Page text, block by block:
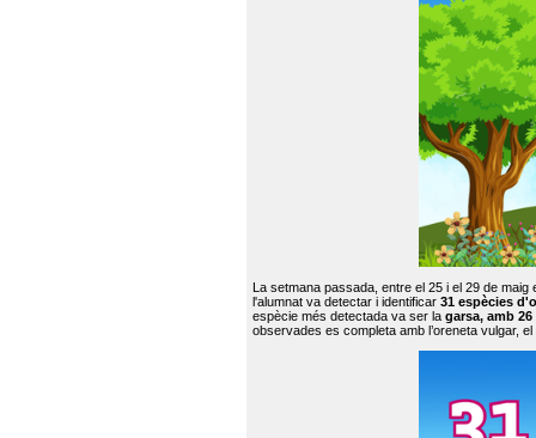
La setmana passada, entre el 25 i el 29 de
l'alumnat va detectar i identificar 31 espècies
espècie més detectada va ser la garsa, amb
observades es completa amb l’oreneta vulgar,